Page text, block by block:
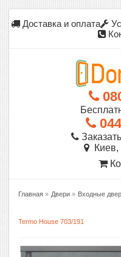
Доставка и оплата
Киев,
Главная » Двери » Входные
Termo House 703/191